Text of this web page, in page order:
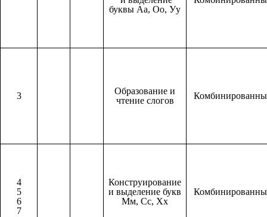
буквы Аа, Оо, Уу
3
Образование и
чтение слогов
4
5
6
7
Конструирование
и выделение букв
Мм, Сс, Хх